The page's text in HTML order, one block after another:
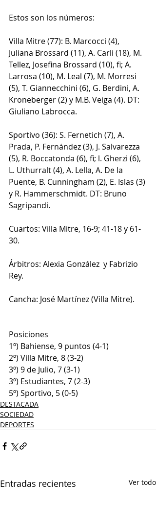
Estos son los números:
Villa Mitre (77): B. Marcocci (4),
Juliana Brossard (11), A. Carli (18), M.
Tellez, Josefina Brossard (10), fi; A.
Larrosa (10), M. Leal (7), M. Morresi
(5), T. Giannecchini (6), G. Berdini, A.
Kroneberger (2) y M.B. Veiga (4). DT:
Giuliano Labrocca.
Sportivo (36): S. Fernetich (7), A.
Prada, P. Fernández (3), J. Salvarezza
(5), R. Boccatonda (6), fi; l. Gherzi (6),
L. Uthurralt (4), A. Lella, A. De la
Puente, B. Cunningham (2), E. Islas (3)
y R. Hammerschmidt. DT: Bruno
Sagripandi.
Cuartos: Villa Mitre, 16-9; 41-18 y 61-
30.
Árbitros: Alexia González  y Fabrizio
Rey⁩.
Cancha: José Martínez (Villa Mitre).
Posiciones
1º) Bahiense, 9 puntos (4-1)
2º) Villa Mitre, 8 (3-2)
3º) 9 de Julio, 7 (3-1)
3º) Estudiantes, 7 (2-3)
5º) Sportivo, 5 (0-5)
DESTACADA
SOCIEDAD
DEPORTES
Entradas recientes Ver todo